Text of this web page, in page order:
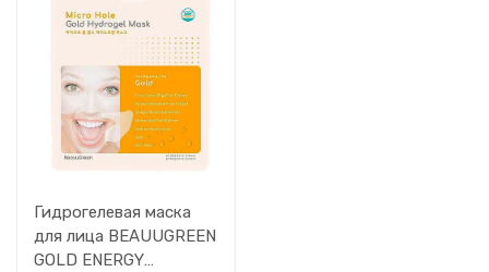
Гидрогелевая маска
для лица BEAUUGREEN
GOLD ENERGY